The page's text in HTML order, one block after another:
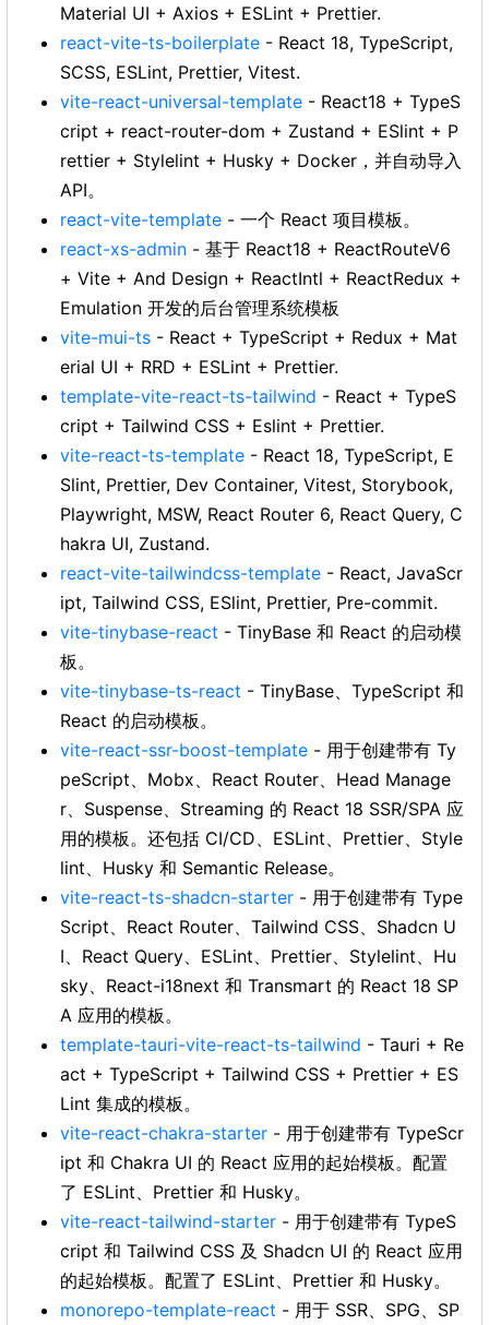
Material UI + Axios + ESLint + Prettier.
react-vite-ts-boilerplate - React 18, TypeScript,
SCSS, ESLint, Prettier, Vitest.
vite-react-universal-template - React18 + TypeS
cript + react-router-dom + Zustand + ESlint + P
rettier + Stylelint + Husky + Docker，并自动导入
API。
react-vite-template - 一个 React 项目模板。
react-xs-admin - 基于 React18 + ReactRouteV6
+ Vite + And Design + ReactIntl + ReactRedux +
Emulation 开发的后台管理系统模板
vite-mui-ts - React + TypeScript + Redux + Mat
erial UI + RRD + ESLint + Prettier.
template-vite-react-ts-tailwind - React + TypeS
cript + Tailwind CSS + Eslint + Prettier.
vite-react-ts-template - React 18, TypeScript, E
Slint, Prettier, Dev Container, Vitest, Storybook,
Playwright, MSW, React Router 6, React Query, C
hakra UI, Zustand.
react-vite-tailwindcss-template - React, JavaScr
ipt, Tailwind CSS, ESlint, Prettier, Pre-commit.
vite-tinybase-react - TinyBase 和 React 的启动模
板。
vite-tinybase-ts-react - TinyBase、TypeScript 和
React 的启动模板。
vite-react-ssr-boost-template - 用于创建带有 Ty
peScript、Mobx、React Router、Head Manage
r、Suspense、Streaming 的 React 18 SSR/SPA 应
用的模板。还包括 CI/CD、ESLint、Prettier、Style
lint、Husky 和 Semantic Release。
vite-react-ts-shadcn-starter - 用于创建带有 Type
Script、React Router、Tailwind CSS、Shadcn U
I、React Query、ESLint、Prettier、Stylelint、Hu
sky、React-i18next 和 Transmart 的 React 18 SP
A 应用的模板。
template-tauri-vite-react-ts-tailwind - Tauri + Re
act + TypeScript + Tailwind CSS + Prettier + ES
Lint 集成的模板。
vite-react-chakra-starter - 用于创建带有 TypeScr
ipt 和 Chakra UI 的 React 应用的起始模板。配置
了 ESLint、Prettier 和 Husky。
vite-react-tailwind-starter - 用于创建带有 TypeS
cript 和 Tailwind CSS 及 Shadcn UI 的 React 应用
的起始模板。配置了 ESLint、Prettier 和 Husky。
monorepo-template-react - 用于 SSR、SPG、SP